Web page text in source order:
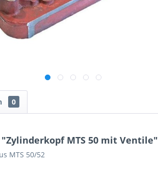
0
MTS 50 mit Ventile"
MTS 50/52